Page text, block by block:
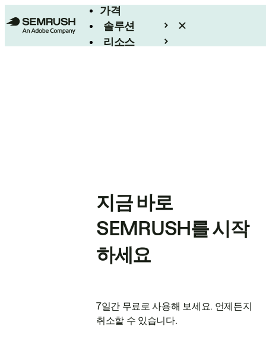
가격
솔루션
리소스
지금 바로
SEMRUSH를 시작
하세요
7일간 무료로 사용해 보세요. 언제든지
취소할 수 있습니다.